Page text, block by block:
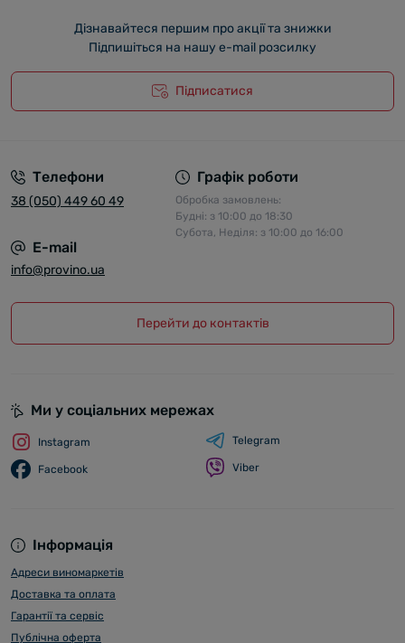
Дізнавайтеся першим про акції та знижки
Підпишіться на нашу e-mail розсилку
Підписатися
Телефони
38 (050) 449 60 49
Графік роботи
Обробка замовлень:
Будні: з 10:00 до 18:30
Субота, Неділя: з 10:00 до 16:00
E-mail
info@provino.ua
Перейти до контактів
Інформація
Адреси виномаркетів
Доставка та оплата
Гарантії та сервіс
Публічна оферта
Ми у соціальних мережах
Instagram
Facebook
Telegram
Viber